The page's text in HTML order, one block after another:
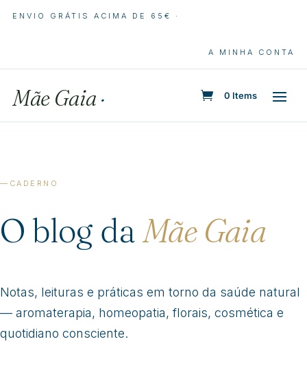
ENVIO GRÁTIS ACIMA DE 65€ ·
A MINHA CONTA
Mãe Gaia · 0 Items
CADERNO
O blog daMãe Gaia
Notas, leituras e práticas em torno da saúde natural
— aromaterapia, homeopatia, florais, cosmética e
quotidiano consciente.